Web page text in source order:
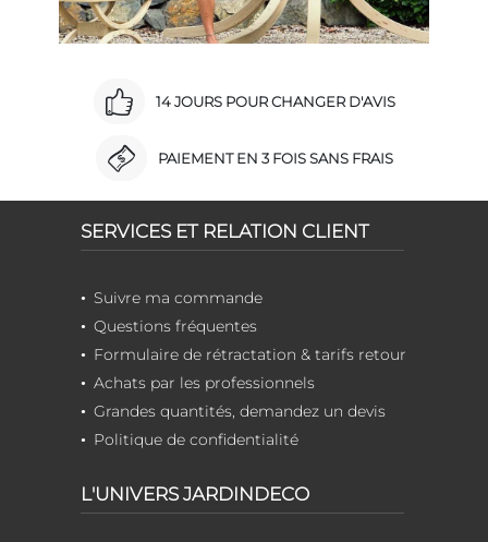
14 JOURS POUR CHANGER D'AVIS
PAIEMENT EN 3 FOIS SANS FRAIS
SERVICES ET RELATION CLIENT
Suivre ma commande
Questions fréquentes
Formulaire de rétractation & tarifs retour
Achats par les professionnels
Grandes quantités, demandez un devis
Politique de confidentialité
L'UNIVERS JARDINDECO